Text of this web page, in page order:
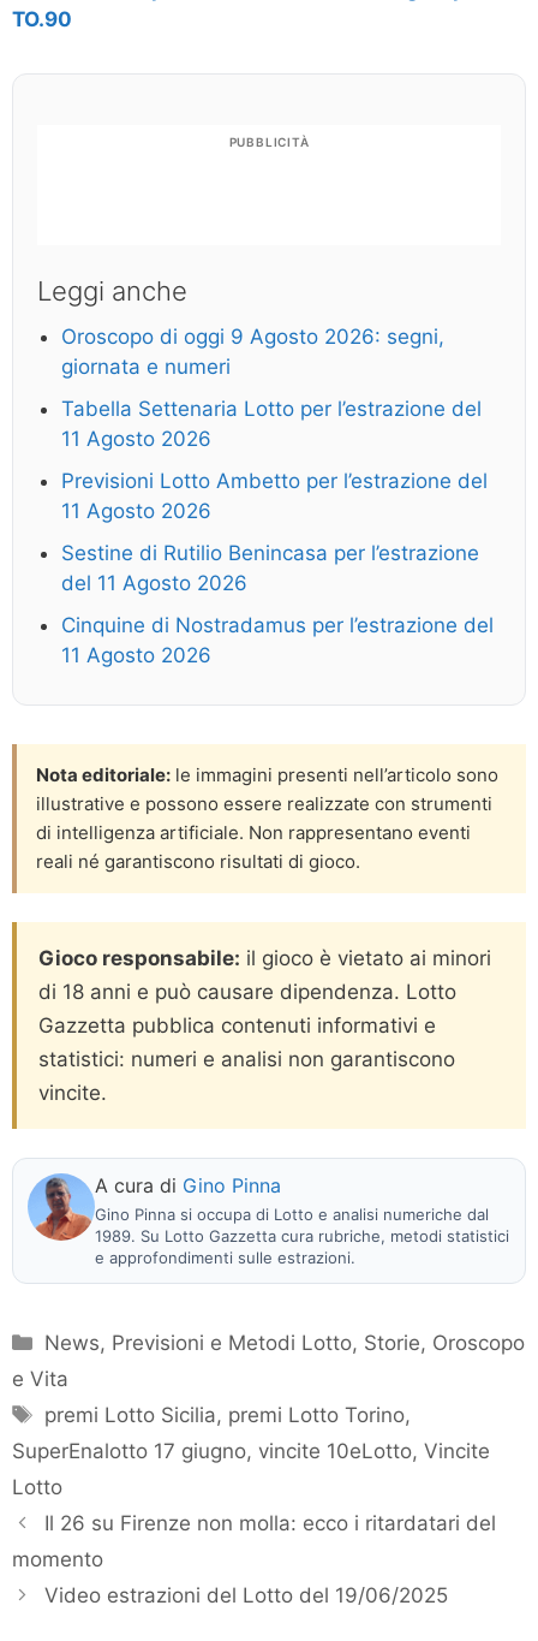
TO.90
PUBBLICITÀ
Leggi anche
Oroscopo di oggi 9 Agosto 2026: segni,
giornata e numeri
Tabella Settenaria Lotto per l’estrazione del
11 Agosto 2026
Previsioni Lotto Ambetto per l’estrazione del
11 Agosto 2026
Sestine di Rutilio Benincasa per l’estrazione
del 11 Agosto 2026
Cinquine di Nostradamus per l’estrazione del
11 Agosto 2026
Nota editoriale: le immagini presenti nell’articolo sono
illustrative e possono essere realizzate con strumenti
di intelligenza artificiale. Non rappresentano eventi
reali né garantiscono risultati di gioco.
Gioco responsabile: il gioco è vietato ai minori
di 18 anni e può causare dipendenza. Lotto
Gazzetta pubblica contenuti informativi e
statistici: numeri e analisi non garantiscono
vincite.
A cura di Gino Pinna
Gino Pinna si occupa di Lotto e analisi numeriche dal
1989. Su Lotto Gazzetta cura rubriche, metodi statistici
e approfondimenti sulle estrazioni.
Categorie
News, Previsioni e Metodi Lotto, Storie, Oroscopo
e Vita
Tag
premi Lotto Sicilia, premi Lotto Torino,
SuperEnalotto 17 giugno, vincite 10eLotto, Vincite
Lotto
Il 26 su Firenze non molla: ecco i ritardatari del
momento
Video estrazioni del Lotto del 19/06/2025